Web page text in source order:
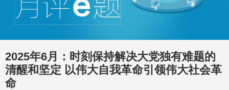
2025年6月：时刻保持解决大党独有难题的
清醒和坚定 以伟大自我革命引领伟大社会革
命